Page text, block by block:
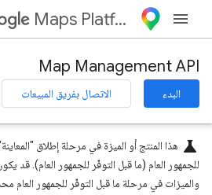
Maps Platform
Map Management API
البدء الاتصال بفريق المبيعات
science هذا المنتج أو الميزة في مرحلة إطلاق
للجمهور العام (ما قبل التوفّر للجمهور العام). قد
والميزات في مرحلة ما قبل التوفّر للجمهور العام